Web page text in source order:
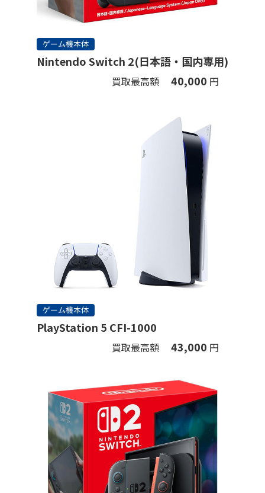
ゲーム機本体
Nintendo Switch 2(日本語・国内専用)
買取最高額 40,000 円
ゲーム機本体
PlayStation 5 CFI-1000
買取最高額 43,000 円